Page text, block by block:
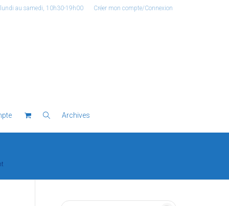
au samedi, 10h30-19h00 Créer mon compte/Connexion
Archives